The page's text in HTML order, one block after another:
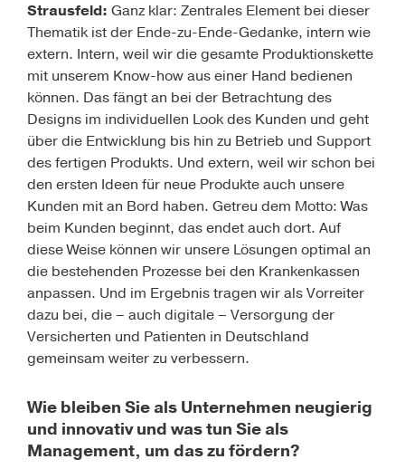
Strausfeld: Ganz klar: Zentrales Element bei dieser
Thematik ist der Ende-zu-Ende-Gedanke, intern wie
extern. Intern, weil wir die gesamte Produktionskette
mit unserem Know-how aus einer Hand bedienen
können. Das fängt an bei der Betrachtung des
Designs im individuellen Look des Kunden und geht
über die Entwicklung bis hin zu Betrieb und Support
des fertigen Produkts. Und extern, weil wir schon bei
den ersten Ideen für neue Produkte auch unsere
Kunden mit an Bord haben. Getreu dem Motto: Was
beim Kunden beginnt, das endet auch dort. Auf
diese Weise können wir unsere Lösungen optimal an
die bestehenden Prozesse bei den Krankenkassen
anpassen. Und im Ergebnis tragen wir als Vorreiter
dazu bei, die – auch digitale – Versorgung der
Versicherten und Patienten in Deutschland
gemeinsam weiter zu verbessern.
Wie bleiben Sie als Unternehmen neugierig
und innovativ und was tun Sie als
Management, um das zu fördern?